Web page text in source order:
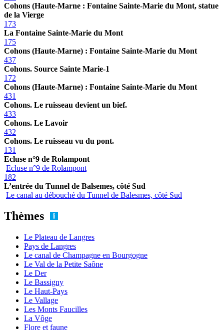
Cohons (Haute-Marne : Fontaine Sainte-Marie du Mont, statue
de la Vierge
173
La Fontaine Sainte-Marie du Mont
175
Cohons (Haute-Marne) : Fontaine Sainte-Marie du Mont
437
Cohons. Source Sainte Marie-1
172
Cohons (Haute-Marne) : Fontaine Sainte-Marie du Mont
431
Cohons. Le ruisseau devient un bief.
433
Cohons. Le Lavoir
432
Cohons. Le ruisseau vu du pont.
131
Ecluse n°9 de Rolampont
Ecluse n°9 de Rolampont
182
L’entrée du Tunnel de Balsemes, côté Sud
Le canal au débouché du Tunnel de Balesmes, côté Sud
Thèmes
Le Plateau de Langres
Pays de Langres
Le canal de Champagne en Bourgogne
Le Val de la Petite Saône
Le Der
Le Bassigny
Le Haut-Pays
Le Vallage
Les Monts Faucilles
La Vôge
Flore et faune